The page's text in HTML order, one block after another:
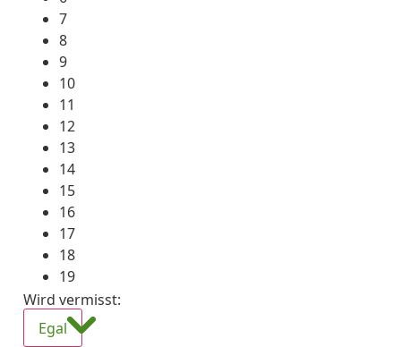
7
8
9
10
11
12
13
14
15
16
17
18
19
Wird vermisst:
Egal